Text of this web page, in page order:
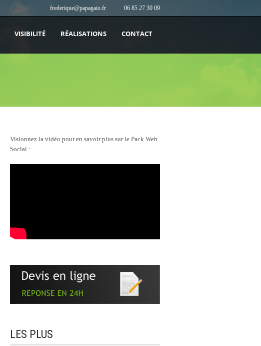
frederique@papagaio.fr 06 85 27 30 09
VISIBILITÉ RÉALISATIONS CONTACT
Visionnez la vidéo pour en savoir plus sur le Pack Web
Social :
LES PLUS